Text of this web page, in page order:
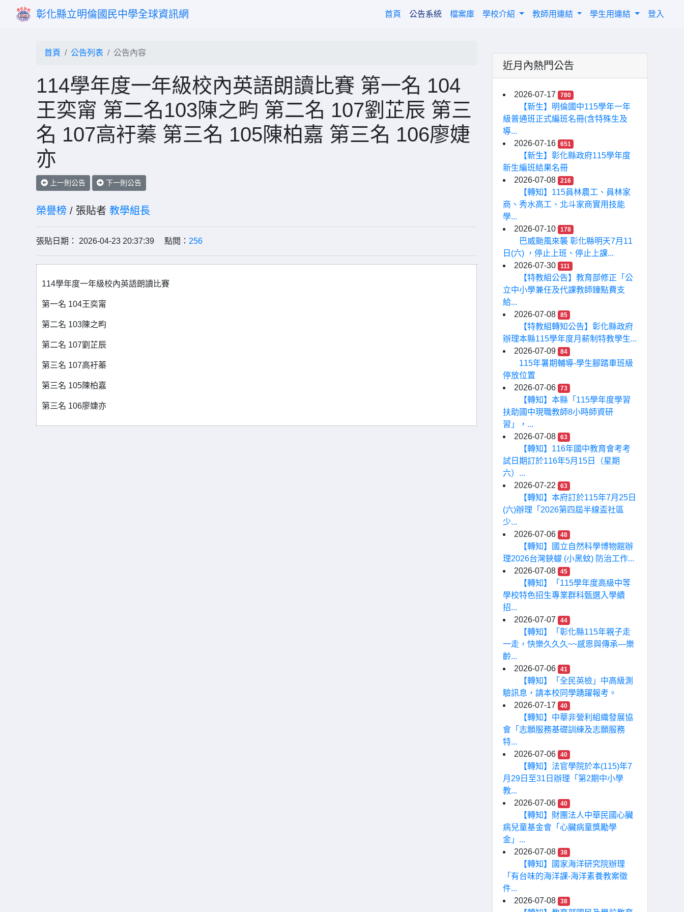
彰化縣立明倫國民中學全球資訊網 首頁(current)
公告系統 檔案庫 學校介紹 教師用連結 學生用連結 登入
首頁 公告列表 公告內容
114學年度一年級校內英語朗讀比賽 第一名 104
王奕甯 第二名103陳之畇 第二名 107劉芷辰 第三
名 107高衧蓁 第三名 105陳柏嘉 第三名 106廖婕
亦
上一則公告 下一則公告
榮譽榜 / 張貼者 教學組長
張貼日期： 2026-04-23 20:37:39 點閱： 256
114學年度一年級校內英語朗讀比賽
第一名 104王奕甯
第二名 103陳之畇
第二名 107劉芷辰
第三名 107高衧蓁
第三名 105陳柏嘉
第三名 106廖婕亦
近月內熱門公告
2026-07-17 780
【新生】明倫國中115學年一年
級普通班正式編班名冊(含特殊生及
導...
2026-07-16
651
【新生】彰化縣政府115學年度
新生編班結果名冊
2026-07-08
216
【轉知】115員林農工、員林家
商、秀水高工、北斗家商實用技能
學...
2026-07-10
178
巴威颱風來襲 彰化縣明天7月11
日(六) ，停止上班、停止上課...
2026-07-30
111
【特教組公告】教育部修正「公
立中小學兼任及代課教師鐘點費支
給...
2026-07-08
85
【特教組轉知公告】彰化縣政府
辦理本縣115學年度月薪制特教學生...
2026-07-09
84
115年暑期輔導-學生腳踏車班級
停放位置
2026-07-06
73
【轉知】本縣「115學年度學習
扶助國中現職教師8小時師資研
習」，...
2026-07-08
63
【轉知】116年國中教育會考考
試日期訂於116年5月15日（星期
六）...
2026-07-22
63
【轉知】本府訂於115年7月25日
(六)辦理「2026第四屆半線盃社區
少...
2026-07-06
48
【轉知】國立自然科學博物館辦
理2026台灣鋏蠓 (小黑蚊) 防治工作...
2026-07-08
45
【轉知】「115學年度高級中等
學校特色招生專業群科甄選入學續
招...
2026-07-07
44
【轉知】「彰化縣115年親子走
一走，快樂久久久~~感恩與傳承—樂
齡...
2026-07-06
41
【轉知】「全民英檢」中高級測
驗訊息，請本校同學踴躍報考。
2026-07-17
40
【轉知】中華非營利組織發展協
會「志願服務基礎訓練及志願服務
特...
2026-07-06
40
【轉知】法官學院於本(115)年7
月29日至31日辦理「第2期中小學
教...
2026-07-06
40
【轉知】財團法人中華民國心臟
病兒童基金會「心臟病童獎勵學
金」...
2026-07-08
38
【轉知】國家海洋研究院辦理
「有台味的海洋課-海洋素養教案徵
件...
2026-07-08
38